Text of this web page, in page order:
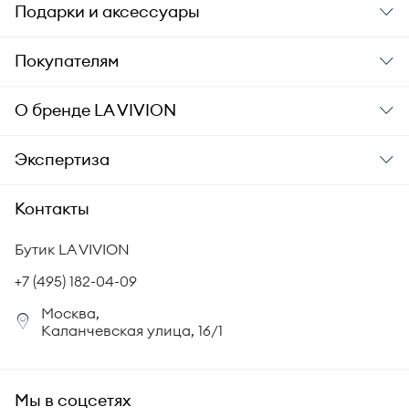
Подарки и аксессуары
Подарки
Уход за украшениями
Аксессуары
Покупателям
Заказ и оплата
Гарантия подлинности
Комплект документов
Политика возврата
Сертификация бриллиантов
Юридическая информация
О бренде LA VIVION
О компании
СМИ о нас
Корпоративный портал
Экспертиза
Академия LA VIVION
Статьи
Контакты
Бутик LA VIVION
+7 (495) 182-04-09
Москва,
Каланчевская улица, 16/1
Мы в соцсетях